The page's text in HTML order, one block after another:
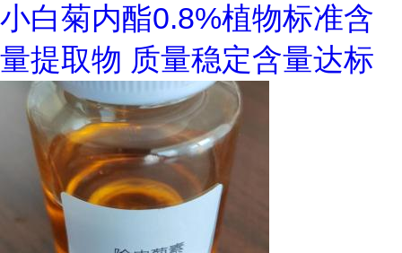
小白菊内酯0.8%植物标准含
量提取物 质量稳定含量达标